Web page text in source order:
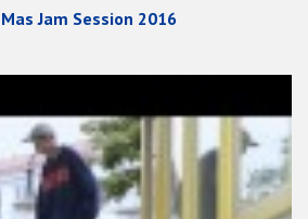
Jam Session 2016